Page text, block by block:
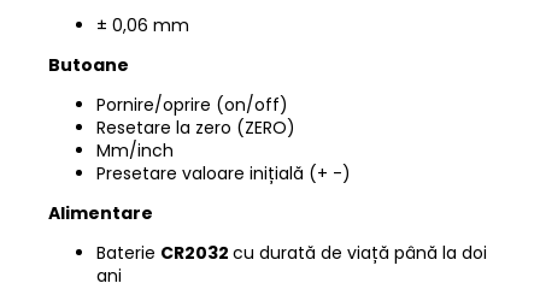
± 0,06 mm
Butoane
Pornire/oprire (on/off)
Resetare la zero (ZERO)
Mm/inch
Presetare valoare inițială (+ -)
Alimentare
Baterie CR2032 cu durată de viață până la doi
ani